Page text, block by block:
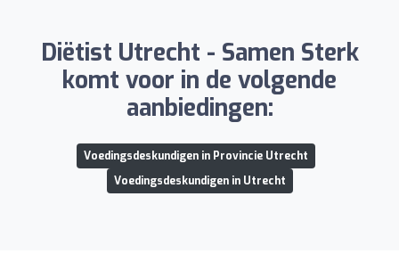
Diëtist Utrecht - Samen Sterk
komt voor in de volgende
aanbiedingen:
Voedingsdeskundigen in Provincie Utrecht
Voedingsdeskundigen in Utrecht